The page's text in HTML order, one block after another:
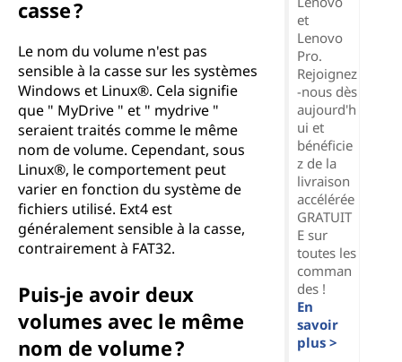
casse ?
Le nom du volume n'est pas
sensible à la casse sur les systèmes
Windows et Linux®. Cela signifie
que " MyDrive " et " mydrive "
seraient traités comme le même
nom de volume. Cependant, sous
Linux®, le comportement peut
varier en fonction du système de
fichiers utilisé. Ext4 est
généralement sensible à la casse,
contrairement à FAT32.
Puis-je avoir deux
volumes avec le même
nom de volume ?
et
Lenovo
Pro.
Rejoignez
-nous dès
aujourd'h
ui et
bénéficie
z de la
livraison
accélérée
GRATUIT
E sur
toutes les
comman
des !
En
savoir
plus >